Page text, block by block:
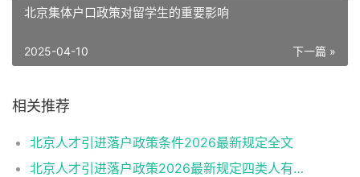
北京集体户口政策对留学生的重要影响
下一篇 »
2025-04-10
相关推荐
北京人才引进落户政策条件2026最新规定全文
北京人才引进落户政策2026最新规定四类人有资格